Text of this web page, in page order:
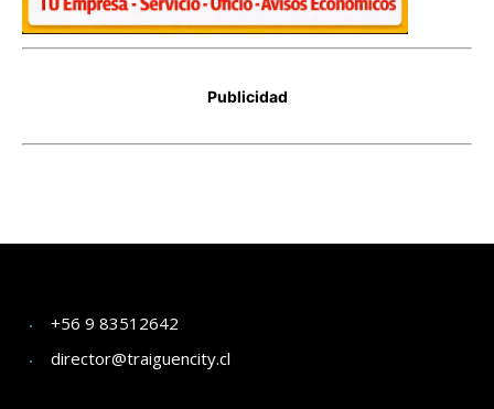
+56 9 83512642
director@traiguencity.cl